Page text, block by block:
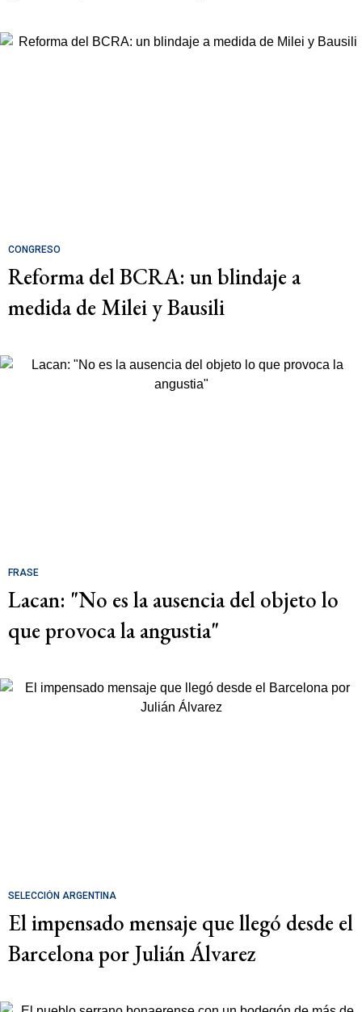
CONGRESO
Reforma del BCRA: un blindaje a
medida de Milei y Bausili
FRASE
Lacan: "No es la ausencia del objeto lo
que provoca la angustia"
SELECCIÓN ARGENTINA
El impensado mensaje que llegó desde el
Barcelona por Julián Álvarez